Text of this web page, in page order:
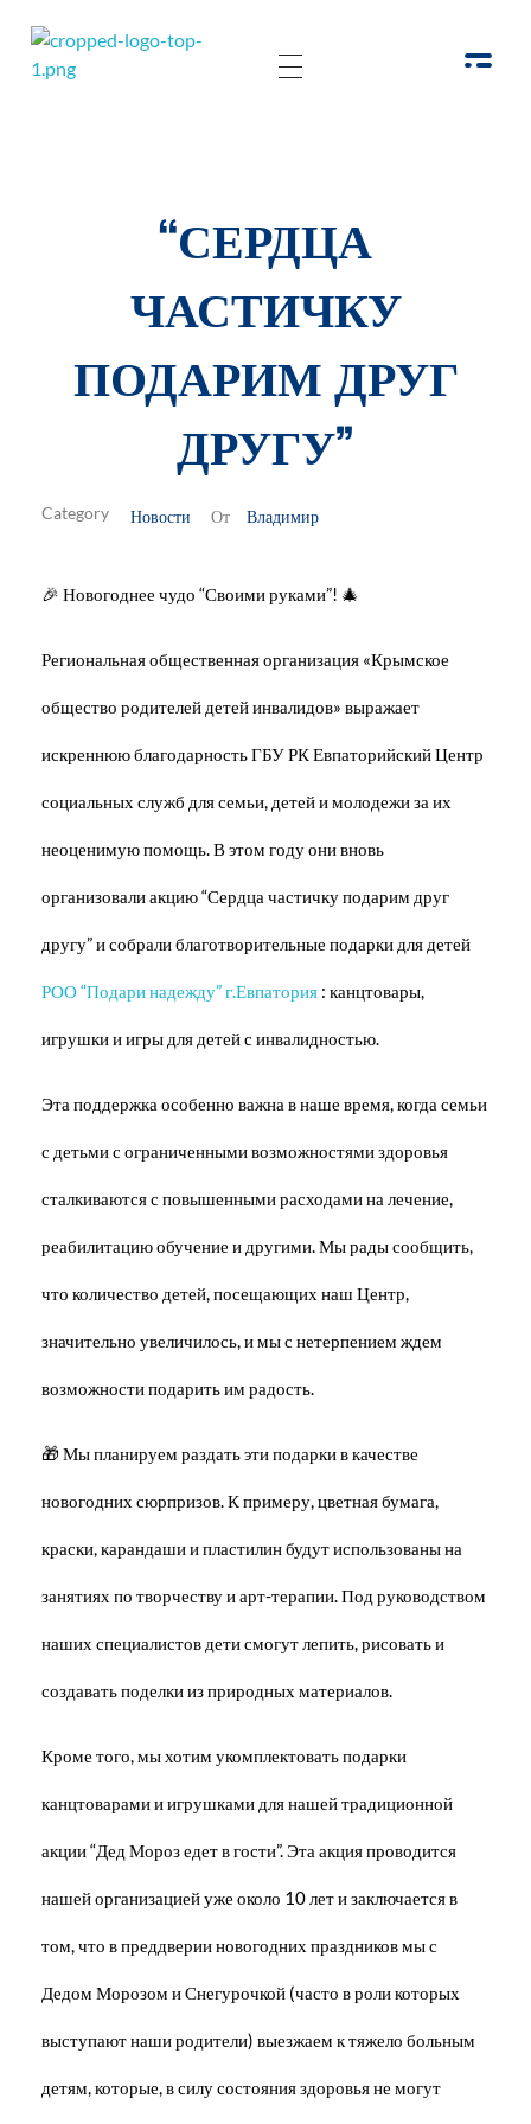
“СЕРДЦА
ЧАСТИЧКУ
ПОДАРИМ ДРУГ
ДРУГУ”
От Владимир
Новости
🎉 Новогоднее чудо “Своими руками”! 🎄
Региональная общественная организация «Крымское
общество родителей детей инвалидов» выражает
искреннюю благодарность ГБУ РК Евпаторийский Центр
социальных служб для семьи, детей и молодежи за их
неоценимую помощь. В этом году они вновь
организовали акцию “Сердца частичку подарим друг
другу” и собрали благотворительные подарки для детей
РОО “Подари надежду” г.Евпатория : канцтовары,
игрушки и игры для детей с инвалидностью.
Эта поддержка особенно важна в наше время, когда семьи
с детьми с ограниченными возможностями здоровья
сталкиваются с повышенными расходами на лечение,
реабилитацию обучение и другими. Мы рады сообщить,
что количество детей, посещающих наш Центр,
значительно увеличилось, и мы с нетерпением ждем
возможности подарить им радость.
🎁 Мы планируем раздать эти подарки в качестве
новогодних сюрпризов. К примеру, цветная бумага,
краски, карандаши и пластилин будут использованы на
занятиях по творчеству и арт-терапии. Под руководством
наших специалистов дети смогут лепить, рисовать и
создавать поделки из природных материалов.
Кроме того, мы хотим укомплектовать подарки
канцтоварами и игрушками для нашей традиционной
акции “Дед Мороз едет в гости”. Эта акция проводится
нашей организацией уже около 10 лет и заключается в
том, что в преддверии новогодних праздников мы с
Дедом Морозом и Снегурочкой (часто в роли которых
выступают наши родители) выезжаем к тяжело больным
детям, которые, в силу состояния здоровья не могут